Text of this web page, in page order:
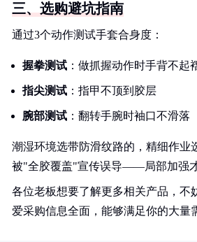
三、选购避坑指南
通过3个动作测试手套合身度：
握拳测试 ：做抓握动作时手背不起
指尖测试 ：指甲不顶到胶层
腕部测试 ：翻转手腕时袖口不滑落
潮湿环境选带防滑纹路的，精细作业
被"全胶覆盖"宣传误导——局部加强才
各位老板想要了解更多相关产品，不
爱采购信息全面，能够满足你的大量